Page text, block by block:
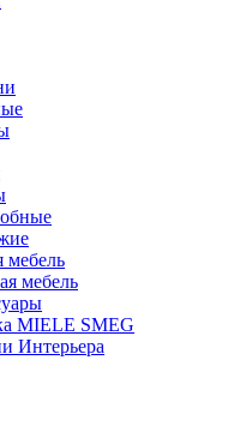
мебель
мебель
MIELE SMEG
Интерьера